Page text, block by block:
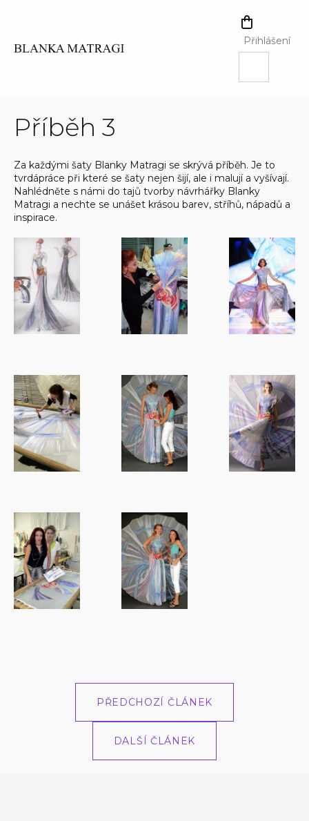
NÁKUPNÍ
KOŠÍK
Přihlášení
Příběh 3
Za každými šaty Blanky Matragi se skrývá příběh. Je to
tvrdápráce při které se šaty nejen šijí, ale i malují a vyšívají.
Nahlédněte s námi do tajů tvorby návrhářky Blanky
Matragi a nechte se unášet krásou barev, stříhů, nápadů a
inspirace.
PŘEDCHOZÍ ČLÁNEK
DALŠÍ ČLÁNEK